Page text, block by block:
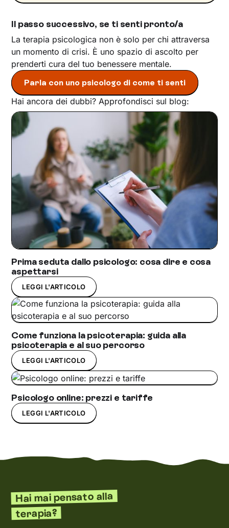
Il passo successivo, se ti senti pronto/a
La terapia psicologica non è solo per chi attraversa
un momento di crisi. È uno spazio di ascolto per
prenderti cura del tuo benessere mentale.
Parla con uno psicologo di come ti senti
Hai ancora dei dubbi? Approfondisci sul blog:
Prima seduta dallo psicologo: cosa dire e cosa
aspettarsi
LEGGI L'ARTICOLO
Come funziona la psicoterapia: guida alla
psicoterapia e al suo percorso
LEGGI L'ARTICOLO
Psicologo online: prezzi e tariffe
LEGGI L'ARTICOLO
Hai mai pensato alla
terapia?